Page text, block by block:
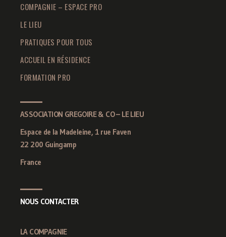
COMPAGNIE – ESPACE PRO
LE LIEU
PRATIQUES POUR TOUS
ACCUEIL EN RÉSIDENCE
FORMATION PRO
ASSOCIATION GREGOIRE & CO – LE LIEU
Espace de la Madeleine, 1 rue Faven
22 200 Guingamp
France
NOUS CONTACTER
LA COMPAGNIE